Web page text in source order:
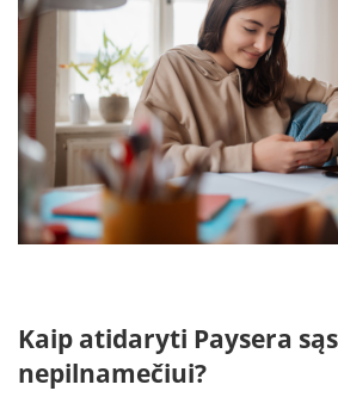
Kaip atidaryti Paysera
nepilnamečiui?